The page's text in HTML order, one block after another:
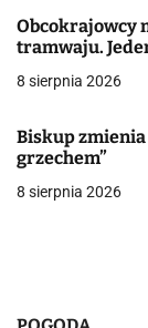
w
p
s
u
Obcokrajowcy
tramwaju.
8 sierpnia 2026
Biskup
grzechem”
8 sierpnia 2026